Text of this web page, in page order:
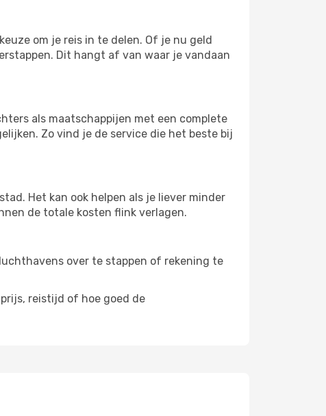
om je reis in te delen. Of je nu geld
Dit hangt af van waar je vandaan
als maatschappijen met een complete
Zo vind je de service die het beste bij
Het kan ook helpen als je liever minder
de totale kosten flink verlagen.
over te stappen of rekening te
reistijd of hoe goed de